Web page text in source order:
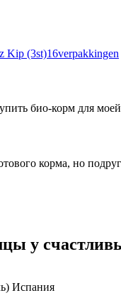
Kip (3st)16verpakkingen
био-корм для
корма, но
у
Испания